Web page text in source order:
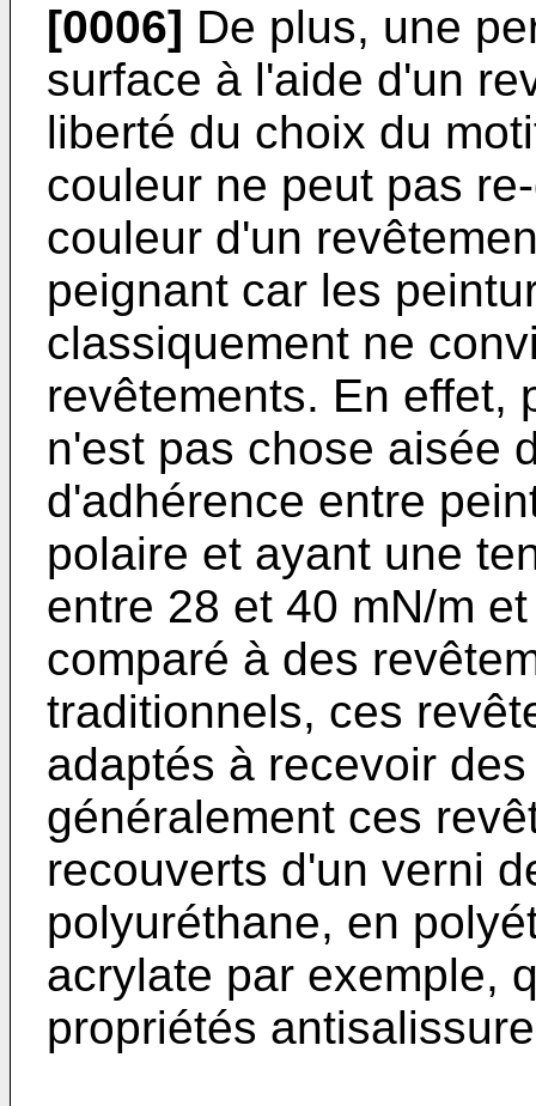
[0006] De plus, une
surface à l'aide d'un
liberté du choix du
couleur ne peut pas
couleur d'un
peignant car les
classiquement ne
revêtements. En effet,
n'est pas chose aisée
d'adhérence entre
polaire et ayant une
entre 28 et 40 mN/m
comparé à des
traditionnels, ces
adaptés à recevoir
généralement ces
recouverts d'un verni
polyuréthane, en
acrylate par exemple,
propriétés